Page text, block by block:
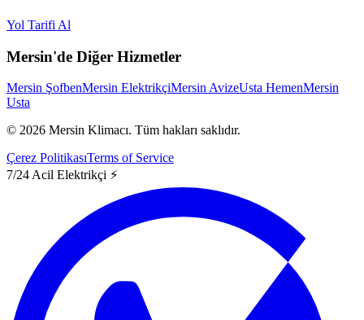
Yol Tarifi Al
Mersin'de Diğer Hizmetler
Mersin ŞofbenMersin ElektrikçiMersin AvizeUsta HemenMersin
Usta
© 2026 Mersin Klimacı. Tüm hakları saklıdır.
Çerez PolitikasıTerms of Service
7/24 Acil Elektrikçi ⚡